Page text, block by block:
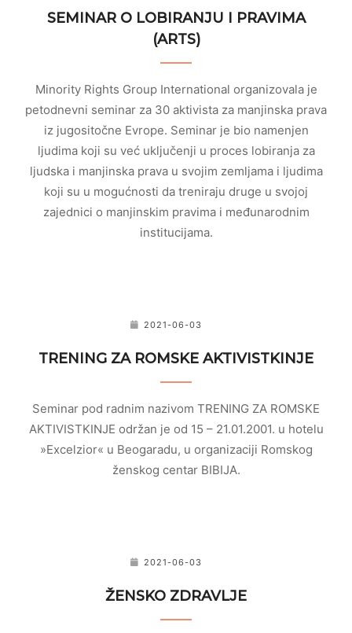
SEMINAR O LOBIRANJU I PRAVIMA
(ARTS)
Minority Rights Group International organizovala je
petodnevni seminar za 30 aktivista za manjinska prava
iz jugositočne Evrope. Seminar je bio namenjen
ljudima koji su već uključenji u proces lobiranja za
ljudska i manjinska prava u svojim zemljama i ljudima
koji su u mogućnosti da treniraju druge u svojoj
zajednici o manjinskim pravima i međunarodnim
institucijama.
2021-06-03
TRENING ZA ROMSKE AKTIVISTKINJE
Seminar pod radnim nazivom TRENING ZA ROMSKE
AKTIVISTKINJE održan je od 15 – 21.01.2001. u hotelu
»Excelzior« u Beogaradu, u organizaciji Romskog
ženskog centar BIBIJA.
2021-06-03
ŽENSKO ZDRAVLJE